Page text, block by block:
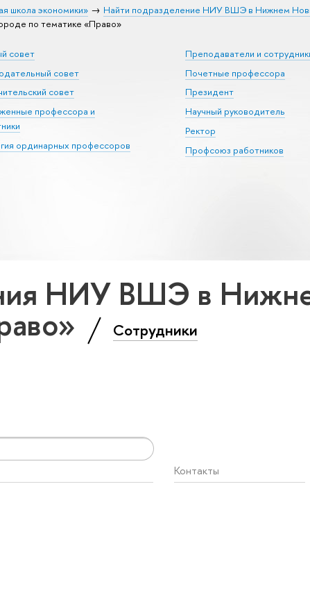
школа экономики» Найти подразделение НИУ ВШЭ в Нижнем
по тематике «Право»
совет
совет
совет
профессора и
ординарных профессоров
Преподаватели и
Почетные профессора
Президент
Научный руководитель
Ректор
Профсоюз работников
НИУ ВШЭ в
Сотрудники
Контакты